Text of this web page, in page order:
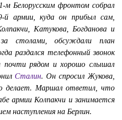
м Белорусским фронтом собрал
армии, куда он прибыл сам,
Катукова, Богданова и
столами, обсуждали план
раздался телефонный звонок
рядом и хорошо слышал
Сталин. Он спросил Жукова,
делает. Маршал ответил, что
армии Колпакчи и занимается
наступления на Берлин.